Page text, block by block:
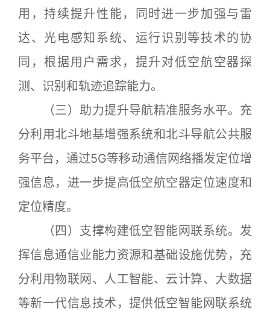
用，持续提升性能，同时进一步加强与雷
达、光电感知系统、运行识别等技术的协
同，根据用户需求，提升对低空航空器探
测、识别和轨迹追踪能力。
（三）助力提升导航精准服务水平。充
分利用北斗地基增强系统和北斗导航公共服
务平台，通过5G等移动通信网络播发定位增
强信息，进一步提高低空航空器定位速度和
定位精度。
（四）支撑构建低空智能网联系统。发
挥信息通信业能力资源和基础设施优势，充
分利用物联网、人工智能、云计算、大数据
等新一代信息技术，提供低空智能网联系统